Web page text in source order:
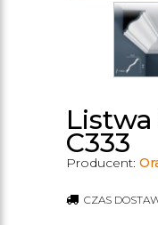
C333
Producent:
CZAS